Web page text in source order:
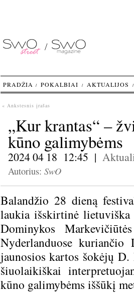
« Ankstesnis įrašas
„Kur krantas“ –
kūno galimybėms
2024 04 18 12:45 |
Autorius: SwO
Balandžio 28 dieną
laukia išskirtinė
Dominykos
Nyderlanduose
jaunosios kartos šokėjų D.
šiuolaikiškai
kūno galimybėms iššūkį
PRADŽIA POKALBIAI AKTUALIJOS